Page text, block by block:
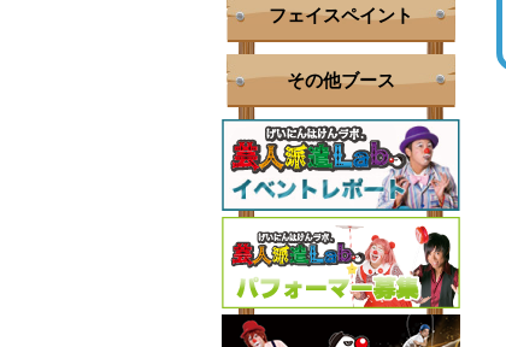
フェイスペイント
その他ブース